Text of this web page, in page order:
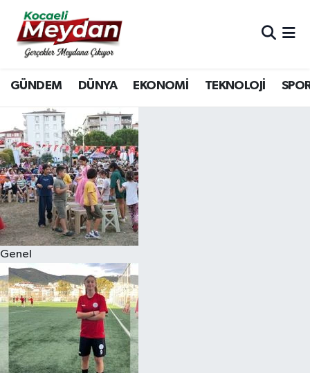
GÜNDEM DÜNYA EKONOMİ TEKNOLOJİ
Genel
Nöbetçi Eczaneler
Hava Durumu
Trafik Durumu
Süper Lig Puan Durumu ve Fikstür
Tüm Manşetler
Son Dakika Haberleri
Haber Arşivi